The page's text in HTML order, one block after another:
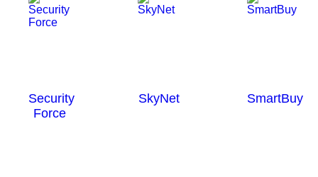
Security
Force
SkyNet SmartBuy